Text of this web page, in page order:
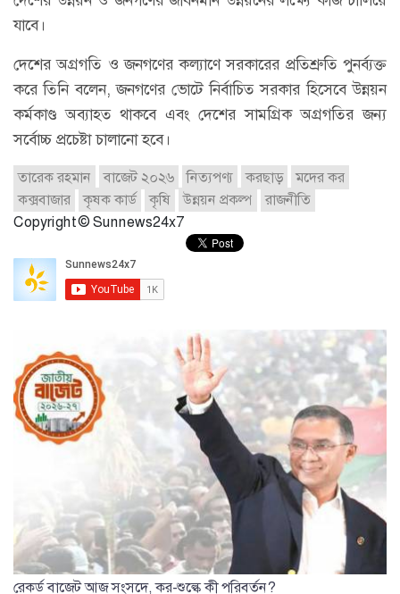
যাবে।
দেশের অগ্রগতি ও জনগণের কল্যাণে সরকারের প্রতিশ্রুতি পুনর্ব্যক্ত
করে তিনি বলেন, জনগণের ভোটে নির্বাচিত সরকার হিসেবে উন্নয়ন
কর্মকাণ্ড অব্যাহত থাকবে এবং দেশের সামগ্রিক অগ্রগতির জন্য
সর্বোচ্চ প্রচেষ্টা চালানো হবে।
তারেক রহমান বাজেট ২০২৬ নিত্যপণ্য করছাড়
মদের কর
কক্সবাজার
কৃষক কার্ড কৃষি উন্নয়ন প্রকল্প
রাজনীতি
Copyright © Sunnews24x7
রেকর্ড বাজেট আজ সংসদে, কর-শুল্কে কী পরিবর্তন?